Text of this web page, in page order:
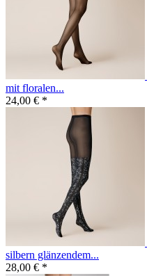
mit floralen...
24,00 € *
silbern glänzendem...
28,00 € *